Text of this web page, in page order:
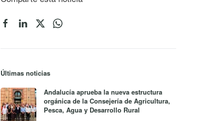
Últimas noticias
Andalucía aprueba la nueva estructura
orgánica de la Consejería de Agricultura,
Pesca, Agua y Desarrollo Rural